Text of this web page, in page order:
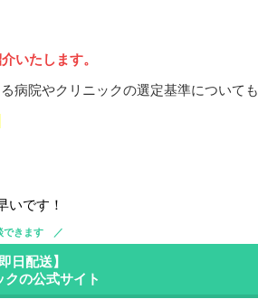
いたします。
病院やクリニックの選定基準についても
いです！
できます
日配送】
の公式サイト